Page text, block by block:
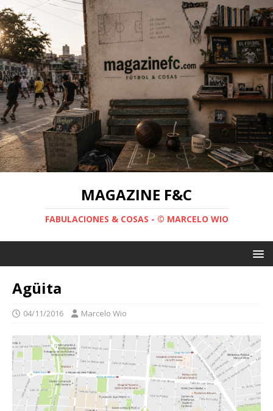
MAGAZINE F&C
FABULACIONES & COSAS - © MARCELO WIO
Agüita
04/11/2016 Marcelo Wio